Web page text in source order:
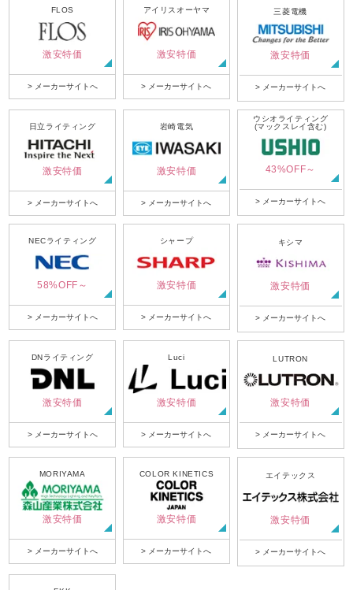
FLOS
激安特価
> メーカーサイトへ
アイリスオーヤマ
激安特価
> メーカーサイトへ
三菱電機
激安特価
> メーカーサイトへ
日立ライティング
激安特価
> メーカーサイトへ
岩崎電気
激安特価
> メーカーサイトへ
ウシオライティング
(マックスレイ含む)
43%OFF～
> メーカーサイトへ
NECライティング
58%OFF～
> メーカーサイトへ
シャープ
激安特価
> メーカーサイトへ
キシマ
激安特価
> メーカーサイトへ
DNライティング
激安特価
> メーカーサイトへ
Luci
激安特価
> メーカーサイトへ
LUTRON
激安特価
> メーカーサイトへ
MORIYAMA
激安特価
> メーカーサイトへ
COLOR KINETICS
激安特価
> メーカーサイトへ
エイテックス
激安特価
> メーカーサイトへ